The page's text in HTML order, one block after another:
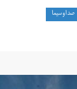
صداوسیما